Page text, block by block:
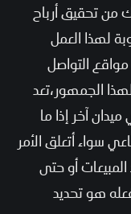
من تحقيق أرباح
لهذا العمل
التواصل
الجمهور،تعد
آخر إذا ما
سواء أتعلق الأمر
أو حتى
هو تحديد